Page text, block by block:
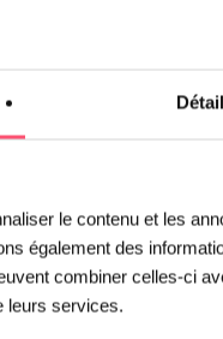
le contenu et les
également des
combiner celles-ci
leurs services.